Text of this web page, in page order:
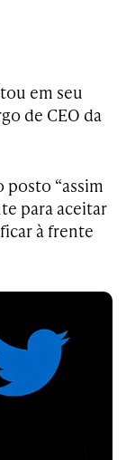
em seu
de CEO da
posto “assim
para aceitar
à frente